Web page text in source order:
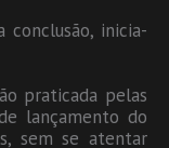
conclusão, inicia-
praticada pelas
lançamento do
sem se atentar